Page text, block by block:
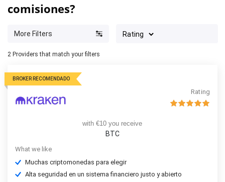
comisiones?
More Filters
2 Providers that match your filters
BROKER RECOMENDADO
Rating
with €10 you receive
BTC
What we like
Muchas criptomonedas para elegir
Alta seguridad en un sistema financiero justo y abierto